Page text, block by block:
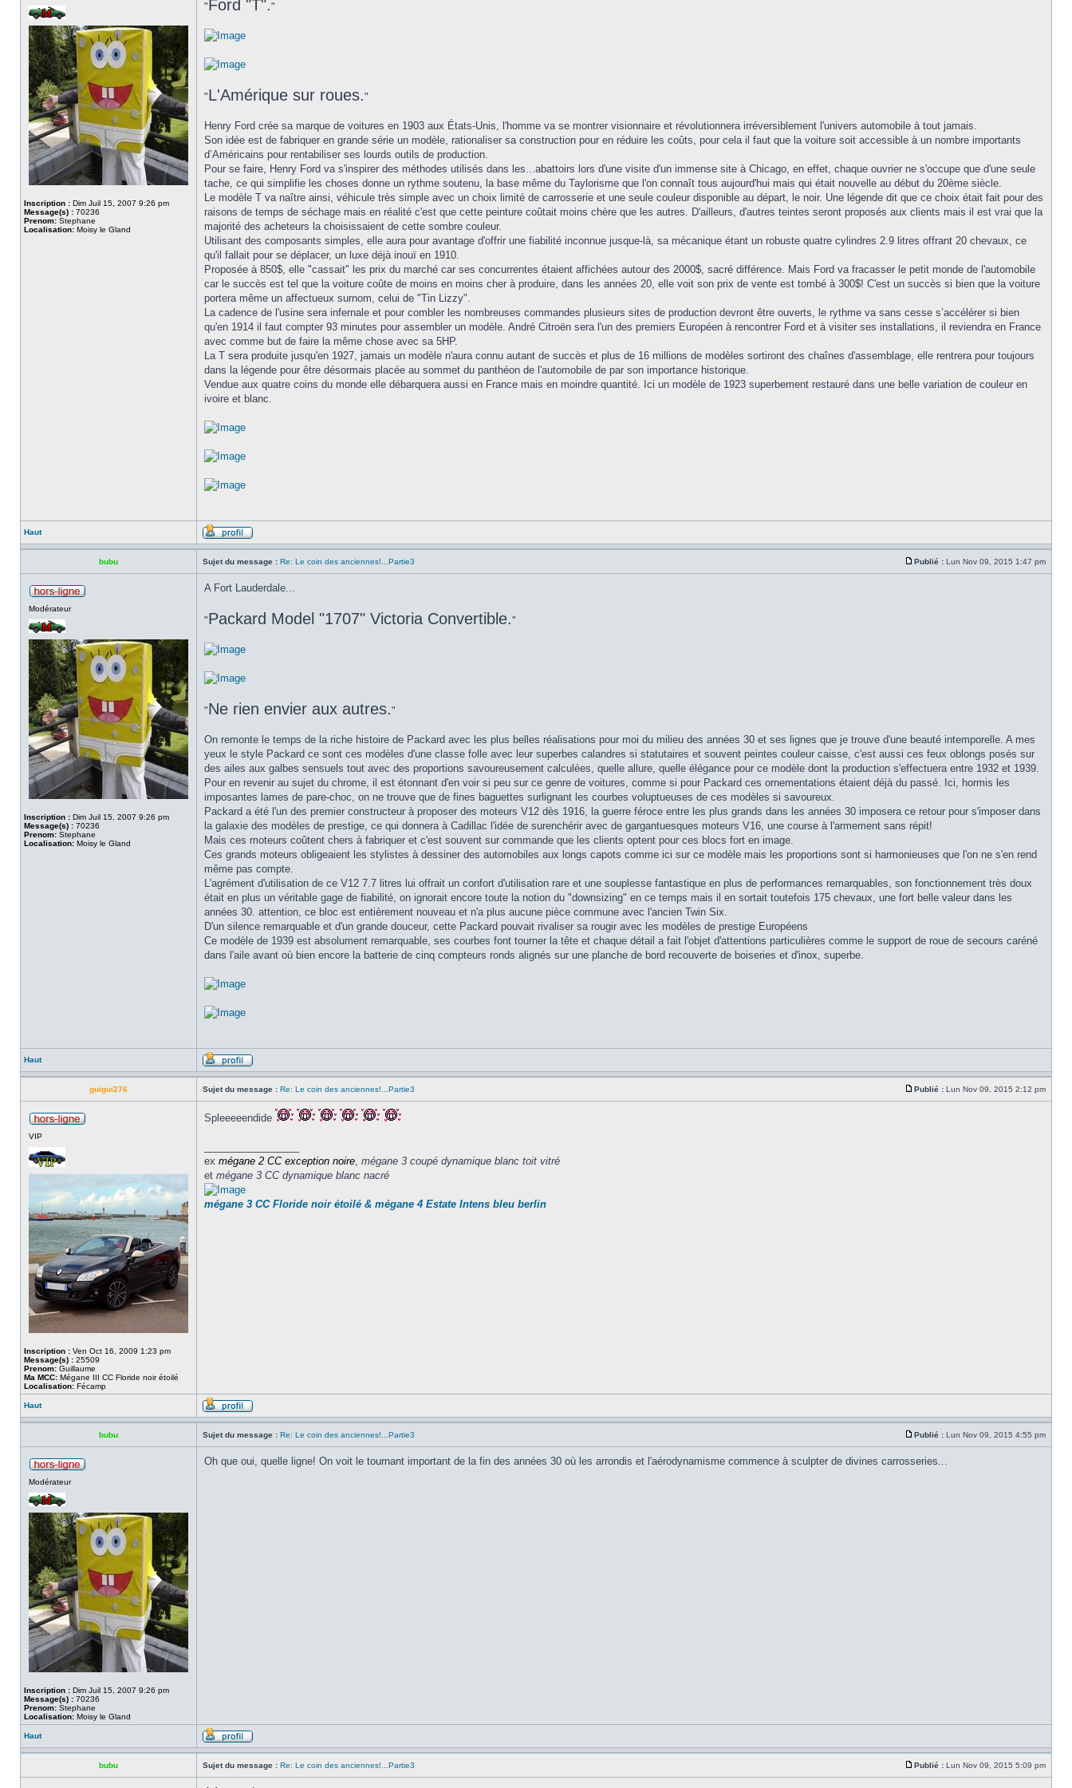
Inscription : Dim Juil 15, 2007 9:26 pm
Message(s) : 70236
Prenom: Stephane
Localisation: Moisy le Gland
"Ford "T"."
"L'Amérique sur roues."
Henry Ford crée sa marque de voitures en 1903 aux États-Unis, l'homme va se montrer visionnaire et révolutionnera irréversiblement l'univers automobile à tout jamais.
Son idée est de fabriquer en grande série un modèle, rationaliser sa construction pour en réduire les coûts, pour cela il faut que la voiture soit accessible à un nombre importants
d’Américains pour rentabiliser ses lourds outils de production.
Pour se faire, Henry Ford va s'inspirer des méthodes utilisés dans les...abattoirs lors d'une visite d'un immense site à Chicago, en effet, chaque ouvrier ne s'occupe que d'une seule
tache, ce qui simplifie les choses donne un rythme soutenu, la base même du Taylorisme que l'on connaît tous aujourd'hui mais qui était nouvelle au début du 20ème siècle.
Le modèle T va naître ainsi, véhicule très simple avec un choix limité de carrosserie et une seule couleur disponible au départ, le noir. Une légende dit que ce choix était fait pour des
raisons de temps de séchage mais en réalité c'est que cette peinture coûtait moins chère que les autres. D'ailleurs, d'autres teintes seront proposés aux clients mais il est vrai que la
majorité des acheteurs la choisissaient de cette sombre couleur.
Utilisant des composants simples, elle aura pour avantage d'offrir une fiabilité inconnue jusque-là, sa mécanique étant un robuste quatre cylindres 2.9 litres offrant 20 chevaux, ce
qu'il fallait pour se déplacer, un luxe déjà inouï en 1910.
Proposée à 850$, elle "cassait" les prix du marché car ses concurrentes étaient affichées autour des 2000$, sacré différence. Mais Ford va fracasser le petit monde de l'automobile
car le succès est tel que la voiture coûte de moins en moins cher à produire, dans les années 20, elle voit son prix de vente est tombé à 300$! C'est un succès si bien que la voiture
portera même un affectueux surnom, celui de "Tin Lizzy".
La cadence de l'usine sera infernale et pour combler les nombreuses commandes plusieurs sites de production devront être ouverts, le rythme va sans cesse s’accélérer si bien
qu'en 1914 il faut compter 93 minutes pour assembler un modèle. André Citroën sera l'un des premiers Européen à rencontrer Ford et à visiter ses installations, il reviendra en France
avec comme but de faire la même chose avec sa 5HP.
La T sera produite jusqu'en 1927, jamais un modèle n'aura connu autant de succès et plus de 16 millions de modèles sortiront des chaînes d'assemblage, elle rentrera pour toujours
dans la légende pour être désormais placée au sommet du panthéon de l'automobile de par son importance historique.
Vendue aux quatre coins du monde elle débarquera aussi en France mais en moindre quantité. Ici un modèle de 1923 superbement restauré dans une belle variation de couleur en
ivoire et blanc.
Haut
bubu Sujet du message : Re: Le coin des anciennes!...Partie3 Publié : Lun Nov 09, 2015 1:47 pm
Modérateur
Inscription : Dim Juil 15, 2007 9:26 pm
Message(s) : 70236
Prenom: Stephane
Localisation: Moisy le Gland
A Fort Lauderdale...
"Packard Model "1707" Victoria Convertible."
"Ne rien envier aux autres."
On remonte le temps de la riche histoire de Packard avec les plus belles réalisations pour moi du milieu des années 30 et ses lignes que je trouve d'une beauté intemporelle. A mes
yeux le style Packard ce sont ces modèles d'une classe folle avec leur superbes calandres si statutaires et souvent peintes couleur caisse, c'est aussi ces feux oblongs posés sur
des ailes aux galbes sensuels tout avec des proportions savoureusement calculées, quelle allure, quelle élégance pour ce modèle dont la production s'effectuera entre 1932 et 1939.
Pour en revenir au sujet du chrome, il est étonnant d'en voir si peu sur ce genre de voitures, comme si pour Packard ces ornementations étaient déjà du passé. Ici, hormis les
imposantes lames de pare-choc, on ne trouve que de fines baguettes surlignant les courbes voluptueuses de ces modèles si savoureux.
Packard a été l'un des premier constructeur à proposer des moteurs V12 dès 1916, la guerre féroce entre les plus grands dans les années 30 imposera ce retour pour s'imposer dans
la galaxie des modèles de prestige, ce qui donnera à Cadillac l'idée de surenchérir avec de gargantuesques moteurs V16, une course à l'armement sans répit!
Mais ces moteurs coûtent chers à fabriquer et c'est souvent sur commande que les clients optent pour ces blocs fort en image.
Ces grands moteurs obligeaient les stylistes à dessiner des automobiles aux longs capots comme ici sur ce modèle mais les proportions sont si harmonieuses que l'on ne s'en rend
même pas compte.
L'agrément d'utilisation de ce V12 7.7 litres lui offrait un confort d'utilisation rare et une souplesse fantastique en plus de performances remarquables, son fonctionnement très doux
était en plus un véritable gage de fiabilité, on ignorait encore toute la notion du "downsizing" en ce temps mais il en sortait toutefois 175 chevaux, une fort belle valeur dans les
années 30. attention, ce bloc est entièrement nouveau et n'a plus aucune pièce commune avec l'ancien Twin Six.
D'un silence remarquable et d'un grande douceur, cette Packard pouvait rivaliser sa rougir avec les modèles de prestige Européens
Ce modèle de 1939 est absolument remarquable, ses courbes font tourner la tête et chaque détail a fait l'objet d'attentions particulières comme le support de roue de secours caréné
dans l'aile avant où bien encore la batterie de cinq compteurs ronds alignés sur une planche de bord recouverte de boiseries et d'inox, superbe.
Haut
guigui276 Sujet du message : Re: Le coin des anciennes!...Partie3 Publié : Lun Nov 09, 2015 2:12 pm
VIP
Inscription : Ven Oct 16, 2009 1:23 pm
Message(s) : 25509
Prenom: Guillaume
Ma MCC: Mégane III CC Floride noir étoilé
Localisation: Fécamp
Spleeeeendide
ex mégane 2 CC exception noire, mégane 3 coupé dynamique blanc toit vitré
et mégane 3 CC dynamique blanc nacré
mégane 3 CC Floride noir étoilé & mégane 4 Estate Intens bleu berlin
Haut
bubu Sujet du message : Re: Le coin des anciennes!...Partie3 Publié : Lun Nov 09, 2015 4:55 pm
Modérateur
Inscription : Dim Juil 15, 2007 9:26 pm
Message(s) : 70236
Prenom: Stephane
Localisation: Moisy le Gland
Oh que oui, quelle ligne! On voit le tournant important de la fin des années 30 où les arrondis et l'aérodynamisme commence à sculpter de divines carrosseries...
Haut
bubu Sujet du message : Re: Le coin des anciennes!...Partie3 Publié : Lun Nov 09, 2015 5:09 pm